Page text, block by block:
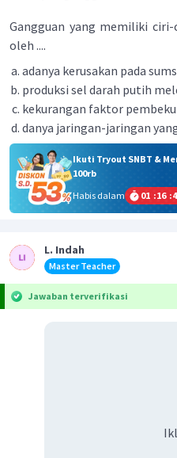
Gangguan yang memiliki
oleh ....
adanya kerusakan pada
produksi sel darah putih
kekurangan faktor
danya jaringan-jaringan
Ikuti Tryout SNBT &
100rb
Habis dalam
01 :16 :
L. Indah
Master Teacher
Jawaban terverifikasi